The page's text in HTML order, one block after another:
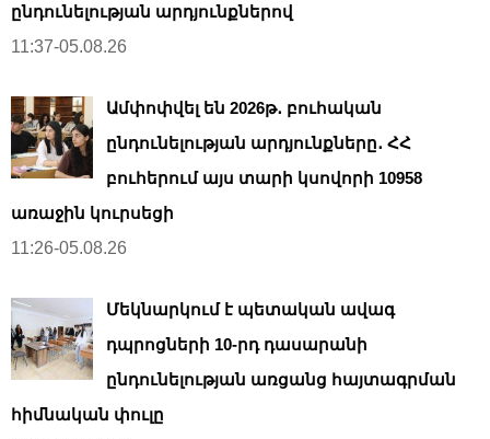
ընդունելության արդյունքներով
11:37-05.08.26
Ամփոփվել են 2026թ․ բուհական
ընդունելության արդյունքները․ ՀՀ
բուհերում այս տարի կսովորի 10958
առաջին կուրսեցի
11:26-05.08.26
Մեկնարկում է պետական ավագ
դպրոցների 10-րդ դասարանի
ընդունելության առցանց հայտագրման
հիմնական փուլը